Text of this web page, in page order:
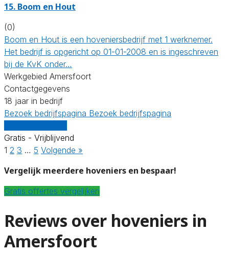
15. Boom en Hout
(0)
Boom en Hout is een hoveniersbedrijf met 1 werknemer.
Het bedrijf is opgericht op 01-01-2008 en is ingeschreven
bij de KvK onder…
Werkgebied Amersfoort
Contactgegevens
18 jaar in bedrijf
Bezoek bedrijfspagina Bezoek bedrijfspagina
Gratis - Vrijblijvend
1 2 3 … 5 Volgende »
Vergelijk meerdere hoveniers en bespaar!
Gratis offertes vergelijken
Reviews over hoveniers in
Amersfoort